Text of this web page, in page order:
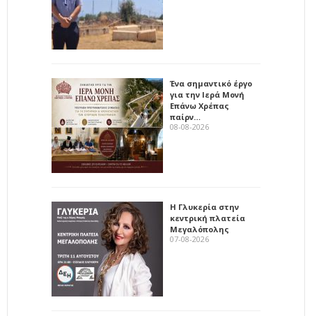
Ένα σημαντικό έργο
για την Ιερά Μονή
Επάνω Χρέπας
παίρν…
08-08-2026
Η Γλυκερία στην
κεντρική πλατεία
Μεγαλόπολης
07-08-2026